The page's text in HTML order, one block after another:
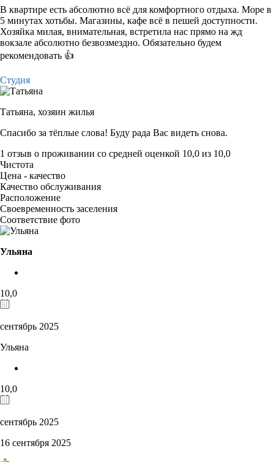
В квартире есть абсолютно всё для комфортного отдыха. Море в
5 минутах хотьбы. Магазины, кафе всё в пешей доступности.
Хозяйка милая, внимательная, встретила нас прямо на жд
вокзале абсолютно безвозмездно. Обязательно будем
рекомендовать 👍
Студия
Татьяна, хозяин жилья
Спасибо за тёплые слова! Буду рада Вас видеть снова.
1 отзыв о проживании со средней оценкой 10,0 из 10,0
Чистота
Цена - качество
Качество обслуживания
Расположение
Своевременность заселения
Соответствие фото
Ульяна
10,0
сентябрь 2025
Ульяна
10,0
сентябрь 2025
16 сентября 2025